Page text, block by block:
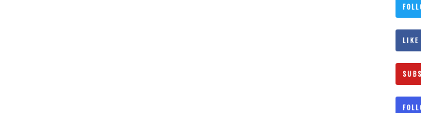
LIKE